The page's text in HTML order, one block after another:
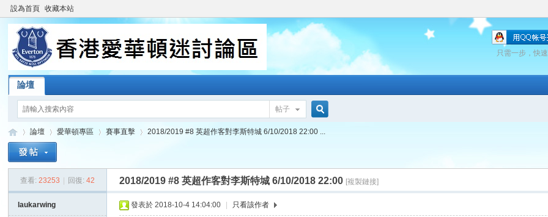
設為首頁 收藏本站
只需一步，快
論壇
帖子
索
»
論壇
›
愛華頓專區
›
賽事直擊
›
2018/2019 #8 英超作客對李斯特城 6/10/2018 22:00 ...
查看: 23253 回復: 42 2018/2019 #8 英超作客對李斯特城 6/10/2018 22:00 [複製鏈接]
laukarwing 發表於 2018-10-4 14:04:00 只看該作者